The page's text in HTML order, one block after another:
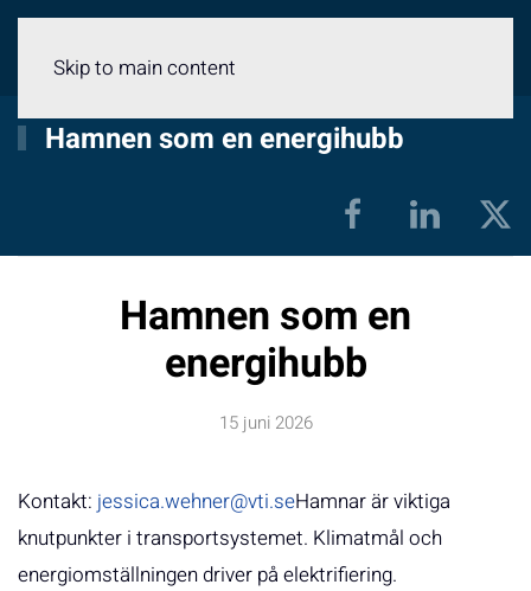
Skip to main content
Hamnen som en energihubb
Hamnen som en
energihubb
15 juni 2026
Kontakt: jessica.wehner@vti.seHamnar är viktiga
knutpunkter i transportsystemet. Klimatmål och
energiomställningen driver på elektrifiering.